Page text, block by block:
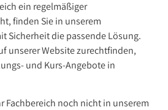
ein regelmäßiger
finden Sie in unserem
Sicherheit die passende Lösung.
unserer Website zurechtfinden,
und Kurs-Angebote in
Fachbereich noch nicht in unserem